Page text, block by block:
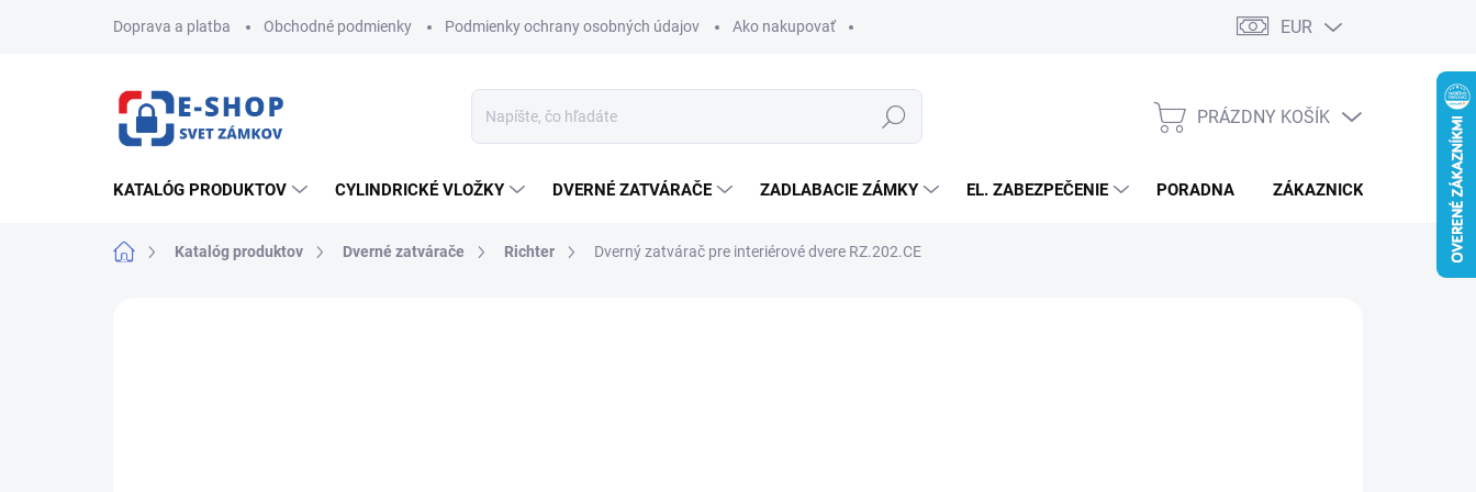
Doprava a platba Obchodné podmienky Podmienky ochrany osobných údajov Ako nakupovať EUR
Hľadať
NÁKUPNÝ
PRÁZDNY KOŠÍK
KATALÓG PRODUKTOV CYLINDRICKÉ VLOŽKY DVERNÉ ZATVÁRAČE ZADLABACIE ZÁMKY EL. ZABEZPEČENIE PORADNA ZÁKAZNICKÝ SERVIS
DomovKatalóg produktov Dverné zatvárače Richter Dverný zatvárač pre interiérové ​​dvere RZ.202.CE